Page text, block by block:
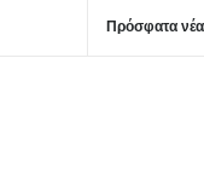
Πρόσφατα νέα